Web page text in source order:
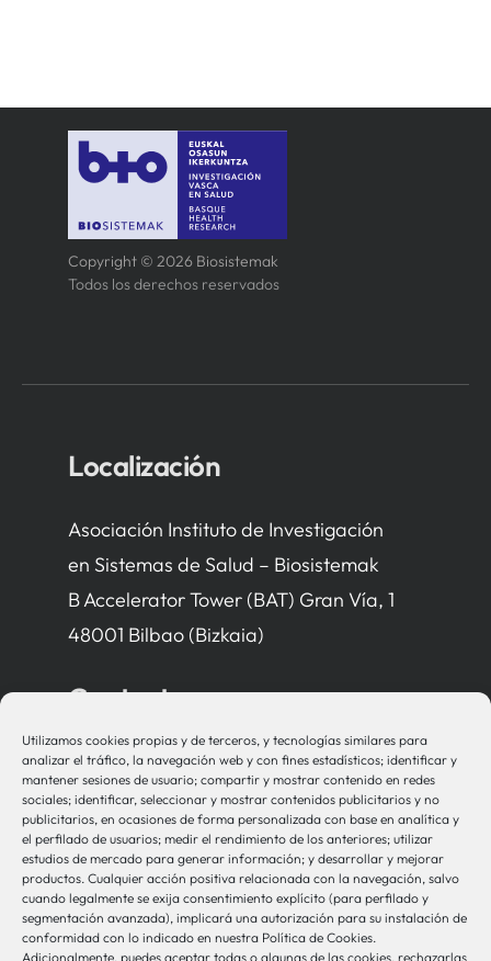
Utilizamos cookies propias y de terceros, y tecnologías similares para
analizar el tráfico, la navegación web y con fines estadísticos; identificar y
mantener sesiones de usuario; compartir y mostrar contenido en redes
sociales; identificar, seleccionar y mostrar contenidos publicitarios y no
publicitarios, en ocasiones de forma personalizada con base en analítica y
el perfilado de usuarios; medir el rendimiento de los anteriores; utilizar
estudios de mercado para generar información; y desarrollar y mejorar
productos. Cualquier acción positiva relacionada con la navegación, salvo
cuando legalmente se exija consentimiento explícito (para perfilado y
segmentación avanzada), implicará una autorización para su instalación de
conformidad con lo indicado en nuestra Política de Cookies.
Adicionalmente, puedes aceptar todas o algunas de las cookies, rechazarlas
Copyright © 2026 Biosistemak
Todos los derechos reservados
Localización
Asociación Instituto de Investigación
en Sistemas de Salud – Biosistemak
B Accelerator Tower (BAT) Gran Vía, 1
48001 Bilbao (Bizkaia)
Contacto
bio-sistemak@bio-sistemak.eus
944 00 77 90
Otros Enlaces